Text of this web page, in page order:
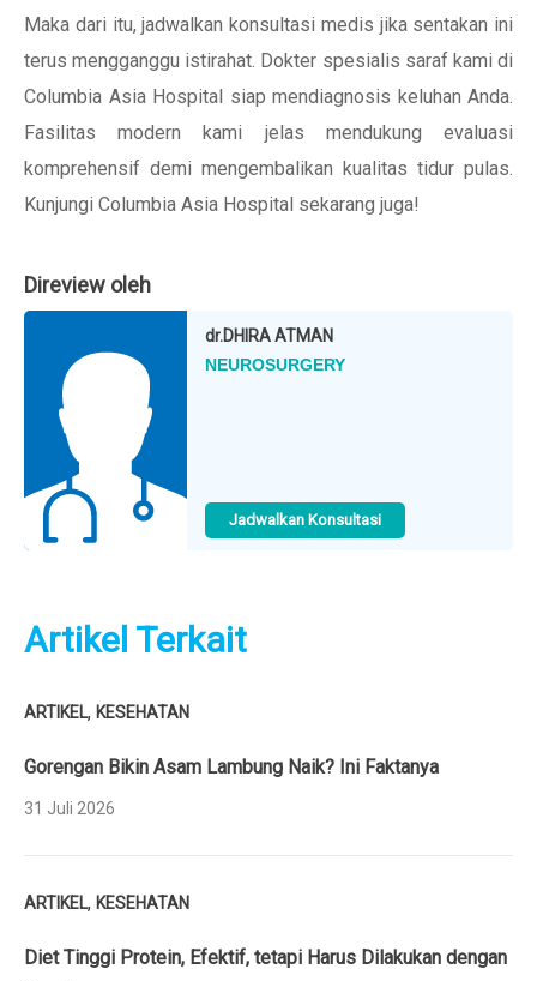
Maka dari itu, jadwalkan konsultasi medis jika sentakan ini
terus mengganggu istirahat. Dokter spesialis saraf kami di
Columbia Asia Hospital siap mendiagnosis keluhan Anda.
Fasilitas modern kami jelas mendukung evaluasi
komprehensif demi mengembalikan kualitas tidur pulas.
Kunjungi Columbia Asia Hospital sekarang juga!
Direview oleh
dr.DHIRA ATMAN
NEUROSURGERY
Jadwalkan Konsultasi
Artikel Terkait
ARTIKEL, KESEHATAN
Gorengan Bikin Asam Lambung Naik? Ini Faktanya
31 Juli 2026
ARTIKEL, KESEHATAN
Diet Tinggi Protein, Efektif, tetapi Harus Dilakukan dengan